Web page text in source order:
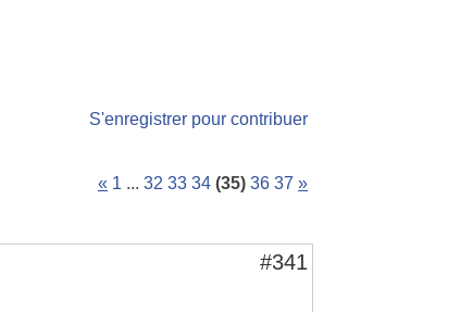
S'enregistrer pour contribuer
« 1 ... 32 33 34 (35) 36 37 »
#341